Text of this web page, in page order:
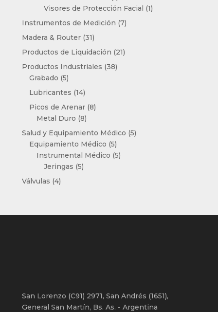
producto
Visores de Protección Facial 11
Instrumentos de Medición 77
Madera & Router 3131
productos
Productos de Liquidación 2121
Productos Industriales 3838
Grabado 55
productos
Lubricantes 1414
productos
Picos de Arenar 88
Metal Duro 88
productos
Salud y Equipamiento Médico 55
Equipamiento Médico 55
productos
Instrumental Médico 55
Jeringas 55
Válvulas 44
San Lorenzo (C91) 2971, San Andrés (1651),
General San Martín, Bs. As. - Argentina